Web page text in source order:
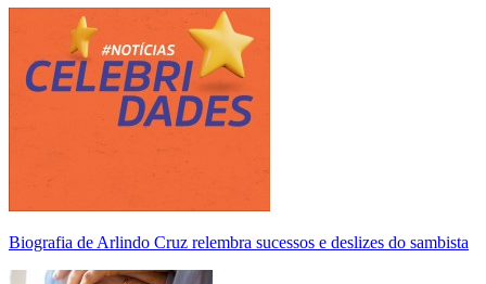
Biografia de Arlindo Cruz relembra sucessos e deslizes do sambista